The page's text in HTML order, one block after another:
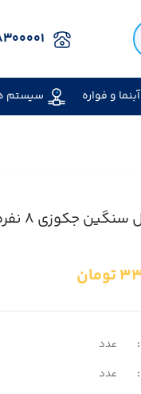
۰۲۱-
آبنما و فواره سیستم
جکوزی ۸ نفره
تومان
عدد
عدد